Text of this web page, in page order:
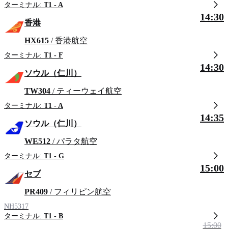
ターミナル: T1 - A
香港
HX615 / 香港航空
ターミナル: T1 - F
14:30
ソウル（仁川）
TW304 / ティーウェイ航空
ターミナル: T1 - A
14:30
ソウル（仁川）
WE512 / パラタ航空
ターミナル: T1 - G
14:35
セブ
PR409 / フィリピン航空
NH5317
ターミナル: T1 - B
15:00
15:00